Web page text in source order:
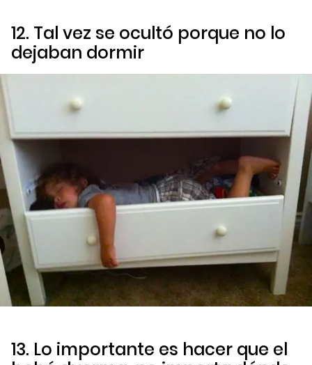
12. Tal vez se ocultó porque no lo
dejaban dormir
13. Lo importante es hacer que el